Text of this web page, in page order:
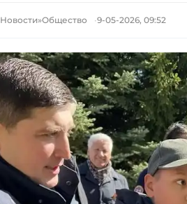
Новости»Общество 9-05-2026, 09:52